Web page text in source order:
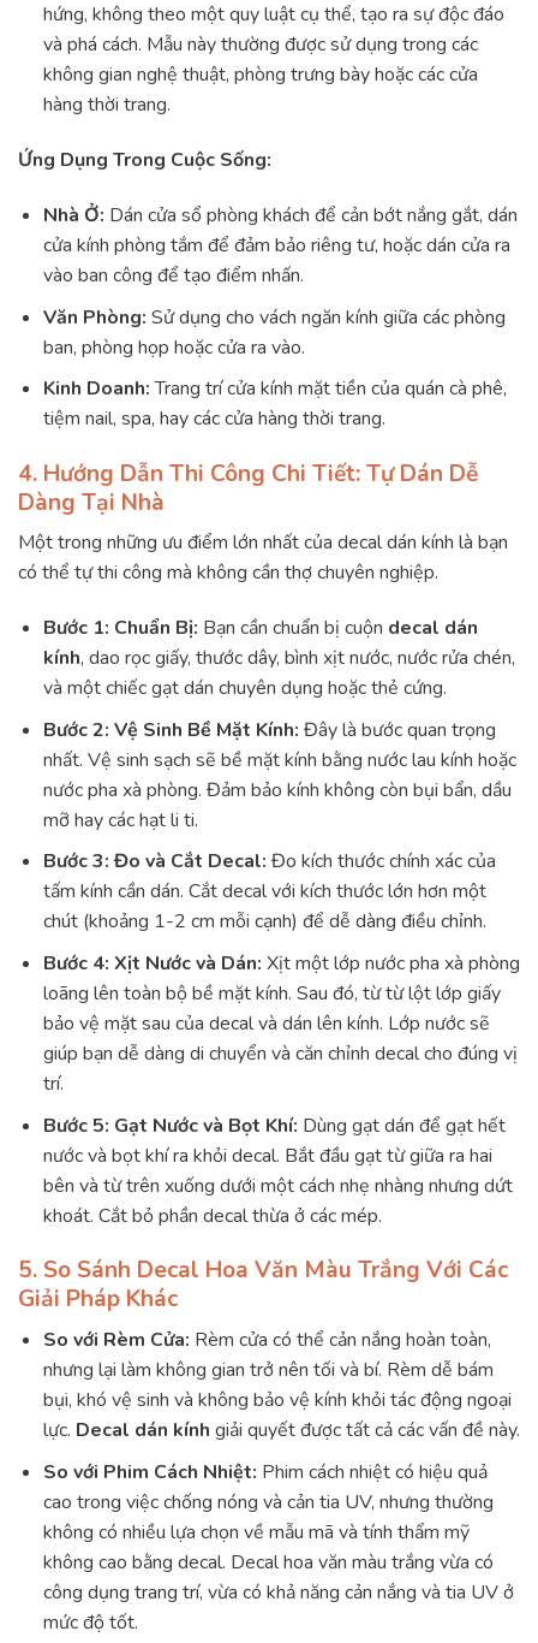
hứng, không theo một quy luật cụ thể, tạo ra sự độc đáo
và phá cách. Mẫu này thường được sử dụng trong các
không gian nghệ thuật, phòng trưng bày hoặc các cửa
hàng thời trang.
Ứng Dụng Trong Cuộc Sống:
Nhà Ở: Dán cửa sổ phòng khách để cản bớt nắng gắt, dán
cửa kính phòng tắm để đảm bảo riêng tư, hoặc dán cửa ra
vào ban công để tạo điểm nhấn.
Văn Phòng: Sử dụng cho vách ngăn kính giữa các phòng
ban, phòng họp hoặc cửa ra vào.
Kinh Doanh:Trang trí cửa kính mặt tiền của quán cà phê,
tiệm nail, spa, hay các cửa hàng thời trang.
4. Hướng Dẫn Thi Công Chi Tiết: Tự Dán Dễ
Dàng Tại Nhà
Một trong những ưu điểm lớn nhất của decal dán kính là bạn
có thể tự thi công mà không cần thợ chuyên nghiệp.
Bước 1: Chuẩn Bị: Bạn cần chuẩn bị cuộn decal dán
kính, dao rọc giấy, thước dây, bình xịt nước, nước rửa chén,
và một chiếc gạt dán chuyên dụng hoặc thẻ cứng.
Bước 2: Vệ Sinh Bề Mặt Kính: Đây là bước quan trọng
nhất. Vệ sinh sạch sẽ bề mặt kính bằng nước lau kính hoặc
nước pha xà phòng. Đảm bảo kính không còn bụi bẩn, dầu
mỡ hay các hạt li ti.
Bước 3: Đo và Cắt Decal: Đo kích thước chính xác của
tấm kính cần dán. Cắt decal với kích thước lớn hơn một
chút (khoảng 1-2 cm mỗi cạnh) để dễ dàng điều chỉnh.
Bước 4: Xịt Nước và Dán: Xịt một lớp nước pha xà phòng
loãng lên toàn bộ bề mặt kính. Sau đó, từ từ lột lớp giấy
bảo vệ mặt sau của decal và dán lên kính. Lớp nước sẽ
giúp bạn dễ dàng di chuyển và căn chỉnh decal cho đúng vị
trí.
Bước 5: Gạt Nước và Bọt Khí: Dùng gạt dán để gạt hết
nước và bọt khí ra khỏi decal. Bắt đầu gạt từ giữa ra hai
bên và từ trên xuống dưới một cách nhẹ nhàng nhưng dứt
khoát. Cắt bỏ phần decal thừa ở các mép.
5. So Sánh Decal Hoa Văn Màu Trắng Với Các
Giải Pháp Khác
So với Rèm Cửa: Rèm cửa có thể cản nắng hoàn toàn,
nhưng lại làm không gian trở nên tối và bí. Rèm dễ bám
bụi, khó vệ sinh và không bảo vệ kính khỏi tác động ngoại
lực. Decal dán kính giải quyết được tất cả các vấn đề này.
So với Phim Cách Nhiệt: Phim cách nhiệt có hiệu quả
cao trong việc chống nóng và cản tia UV, nhưng thường
không có nhiều lựa chọn về mẫu mã và tính thẩm mỹ
không cao bằng decal. Decal hoa văn màu trắng vừa có
công dụng trang trí, vừa có khả năng cản nắng và tia UV ở
mức độ tốt.